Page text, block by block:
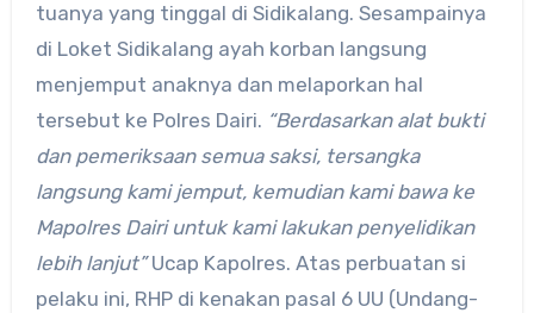
tuanya yang tinggal di Sidikalang. Sesampainya
di Loket Sidikalang ayah korban langsung
menjemput anaknya dan melaporkan hal
tersebut ke Polres Dairi. “Berdasarkan alat bukti
dan pemeriksaan semua saksi, tersangka
langsung kami jemput, kemudian kami bawa ke
Mapolres Dairi untuk kami lakukan penyelidikan
lebih lanjut”Ucap Kapolres. Atas perbuatan si
pelaku ini, RHP di kenakan pasal 6 UU (Undang-